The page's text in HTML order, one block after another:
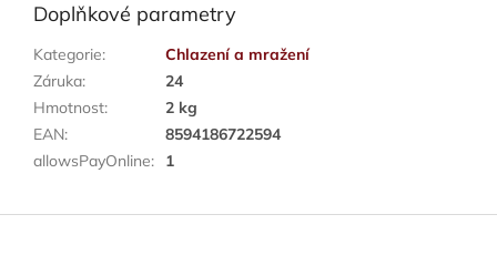
Doplňkové parametry
Kategorie:
Chlazení a mražení
Záruka:
24
Hmotnost:
2 kg
EAN:
8594186722594
allowsPayOnline: 1